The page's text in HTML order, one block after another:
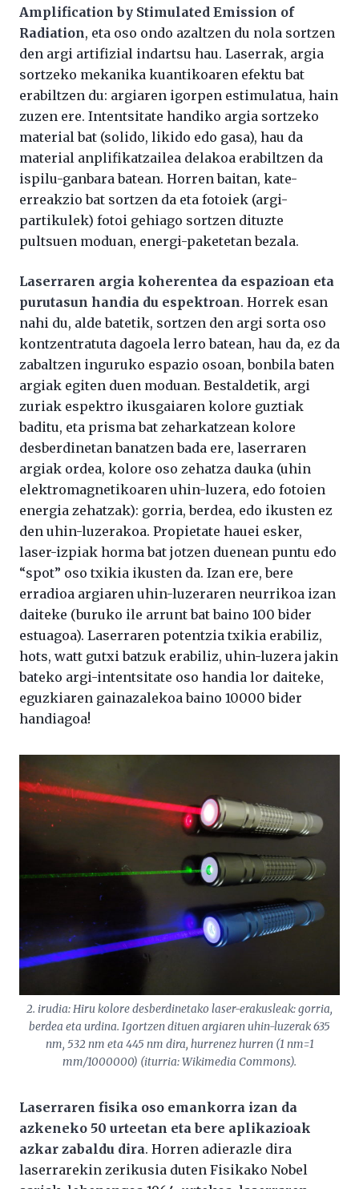
Amplification by Stimulated Emission of
Radiation, eta oso ondo azaltzen du nola sortzen
den argi artifizial indartsu hau. Laserrak, argia
sortzeko mekanika kuantikoaren efektu bat
erabiltzen du: argiaren igorpen estimulatua, hain
zuzen ere. Intentsitate handiko argia sortzeko
material bat (solido, likido edo gasa), hau da
material anplifikatzailea delakoa erabiltzen da
ispilu-ganbara batean. Horren baitan, kate-
erreakzio bat sortzen da eta fotoiek (argi-
partikulek) fotoi gehiago sortzen dituzte
pultsuen moduan, energi-paketetan bezala.
Laserraren argia koherentea da espazioan eta
purutasun handia du espektroan. Horrek esan
nahi du, alde batetik, sortzen den argi sorta oso
kontzentratuta dagoela lerro batean, hau da, ez da
zabaltzen inguruko espazio osoan, bonbila baten
argiak egiten duen moduan. Bestaldetik, argi
zuriak espektro ikusgaiaren kolore guztiak
baditu, eta prisma bat zeharkatzean kolore
desberdinetan banatzen bada ere, laserraren
argiak ordea, kolore oso zehatza dauka (uhin
elektromagnetikoaren uhin-luzera, edo fotoien
energia zehatzak): gorria, berdea, edo ikusten ez
den uhin-luzerakoa. Propietate hauei esker,
laser-izpiak horma bat jotzen duenean puntu edo
“spot” oso txikia ikusten da. Izan ere, bere
erradioa argiaren uhin-luzeraren neurrikoa izan
daiteke (buruko ile arrunt bat baino 100 bider
estuagoa). Laserraren potentzia txikia erabiliz,
hots, watt gutxi batzuk erabiliz, uhin-luzera jakin
bateko argi-intentsitate oso handia lor daiteke,
eguzkiaren gainazalekoa baino 10000 bider
handiagoa!
2. irudia: Hiru kolore desberdinetako laser-erakusleak: gorria,
berdea eta urdina. Igortzen dituen argiaren uhin-luzerak 635
nm, 532 nm eta 445 nm dira, hurrenez hurren (1 nm=1
mm/1000000) (iturria: Wikimedia Commons).
Laserraren fisika oso emankorra izan da
azkeneko 50 urteetan eta bere aplikazioak
azkar zabaldu dira. Horren adierazle dira
laserrarekin zerikusia duten Fisikako Nobel